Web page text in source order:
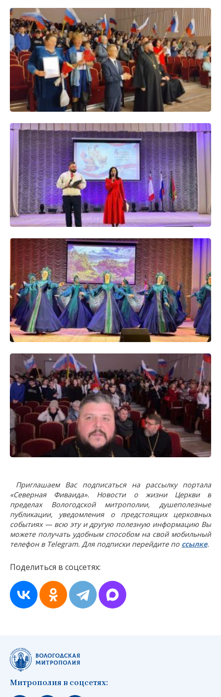
Приглашаем Вас подписаться на рассылку портала
«Северная Фиваида». Новости о жизни Церкви в
пределах Вологодской митрополии, душеполезные
публикации, уведомления о предстоящих церковных
событиях — всю эту и другую полезную информацию Вы
можете получать удобным способом на свой мобильный
телефон в Telegram. Для подписки перейдите по ссылке.
Поделиться в соцсетях:
Митрополия в соцсетях: